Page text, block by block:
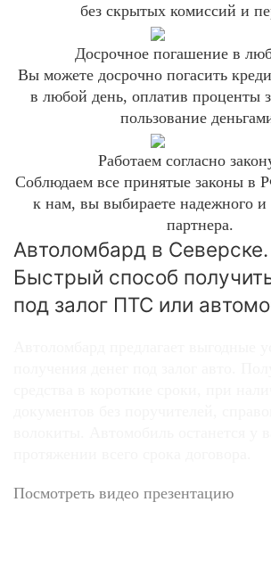
без скрытых комиссий и
Досрочное погашение в
Вы можете досрочно погасить
в любой день, оплатив проценты
пользование
Работаем согласно
Соблюдаем все принятые законы в
к нам, вы выбираете надежного и
партнера.
Автоломбард в Северске.
Быстрый способ
под залог ПТС или
Посмотреть видео презентацию